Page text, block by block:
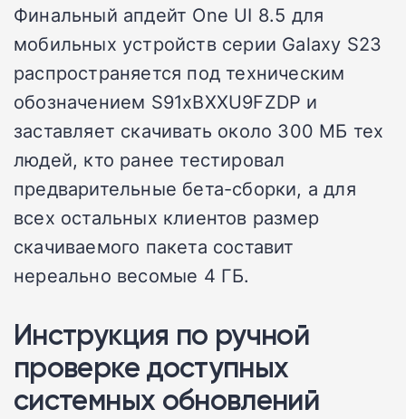
Финальный апдейт One UI 8.5 для
мобильных устройств серии Galaxy S23
распространяется под техническим
обозначением S91xBXXU9FZDP и
заставляет скачивать около 300 МБ тех
людей, кто ранее тестировал
предварительные бета-сборки, а для
всех остальных клиентов размер
скачиваемого пакета составит
нереально весомые 4 ГБ.
Инструкция по ручной
проверке доступных
системных обновлений